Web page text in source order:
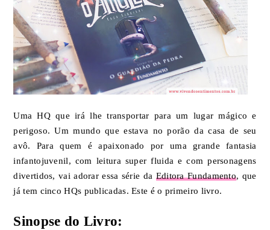
Uma HQ que irá lhe transportar para um lugar mágico e
perigoso. Um mundo que estava no porão da casa de seu
avô. Para quem é apaixonado por uma grande fantasia
infantojuvenil, com leitura super fluida e com personagens
divertidos, vai adorar essa série da Editora Fundamento, que
já tem cinco HQs publicadas. Este é o primeiro livro.
Sinopse do Livro: